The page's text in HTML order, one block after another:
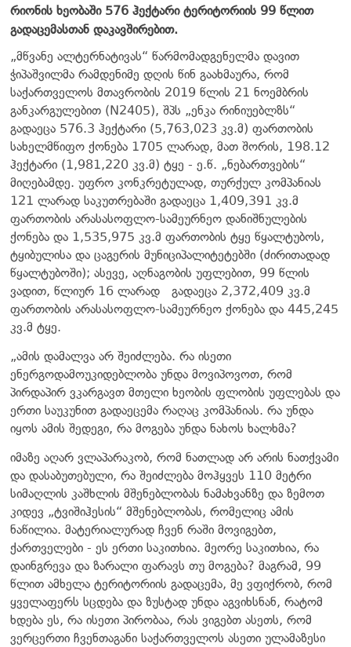
რიონის ხეობაში 576 ჰექტარი ტერიტორიის 99 წლით
გადაცემასთან დაკავშირებით.
„მწვანე ალტერნატივას“ წარმომადგენელმა დავით
ჭიპაშვილმა რამდენიმე დღის წინ გაახმაურა, რომ
საქართველოს მთავრობის 2019 წლის 21 ნოემბრის
განკარგულებით (N2405), შპს „ენკა რინიუებლზს“
გადაეცა 576.3 ჰექტარი (5,763,023 კვ.მ) ფართობის
სახელმწიფო ქონება 1705 ლარად, მათ შორის, 198.12
ჰექტარი (1,981,220 კვ.მ) ტყე - ე.წ. „ნებართვების“
მიღებამდე. უფრო კონკრეტულად, თურქულ კომპანიას
121 ლარად საკუთრებაში გადაეცა 1,409,391 კვ.მ
ფართობის არასასოფლო-სამეურნეო დანიშნულების
ქონება და 1,535,975 კვ.მ ფართობის ტყე წყალტუბოს,
ტყიბულისა და ცაგერის მუნიციპალიტეტებში (ძირითადად
წყალტუბოში); ასევე, აღნაგობის უფლებით, 99 წლის
ვადით, წლიურ 16 ლარად გადაეცა 2,372,409 კვ.მ
ფართობის არასასოფლო-სამეურნეო ქონება და 445,245
კვ.მ ტყე.
„ამის დამალვა არ შეიძლება. რა ისეთი
ენერგოდამოუკიდებლობა უნდა მოვიპოვოთ, რომ
პირდაპირ ვკარგავთ მთელი ხეობის ფლობის უფლებას და
ერთი საუკუნით გადაეცემა რაღაც კომპანიას. რა უნდა
იყოს ამის შედეგი, რა მოგება უნდა ნახოს ხალხმა?
იმაზე აღარ ვლაპარაკობ, რომ ნათლად არ არის ნათქვამი
და დასაბუთებული, რა შეიძლება მოჰყვეს 110 მეტრი
სიმაღლის კაშხლის მშენებლობას ნამახვანზე და ზემოთ
კიდევ „ტვიშიჰესის“ მშენებლობას, რომელიც ამის
ნაწილია. მატერიალურად ჩვენ რაში მოვიგებთ,
ქართველები - ეს ერთი საკითხია. მეორე საკითხია, რა
დაინგრევა და ზარალი ფარავს თუ მოგება? მაგრამ, 99
წლით ამხელა ტერიტორიის გადაცემა, მე ვფიქრობ, რომ
ყველაფერს სცდება და ზუსტად უნდა აგვიხსნან, რატომ
ხდება ეს, რა ისეთი პირობაა, რას ვიგებთ ასეთს, რომ
ვერცერთი ჩვენთაგანი საქართველოს ასეთი ულამაზესი